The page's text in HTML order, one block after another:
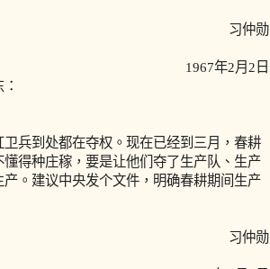
习仲勋
1967年2月2日
到处都在夺权。现在已经到三月，春耕
得种庄稼，要是让他们夺了生产队、生产
。建议中央发个文件，明确春耕期间生产
习仲勋